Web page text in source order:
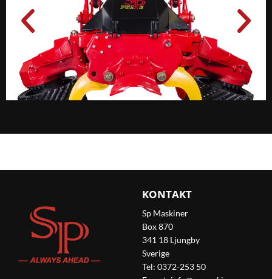
KONTAKT
Sp Maskiner
Box 870
341 18 Ljungby
Sverige
Tel: 0372-253 50